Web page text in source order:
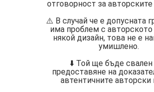
отговорност за
⚠️ В случай че е допусната
има проблем с авторското
някой дизайн, това не е
умишлено.
⬇️ Той ще бъде свален
предоставяне на
автентичните авторски